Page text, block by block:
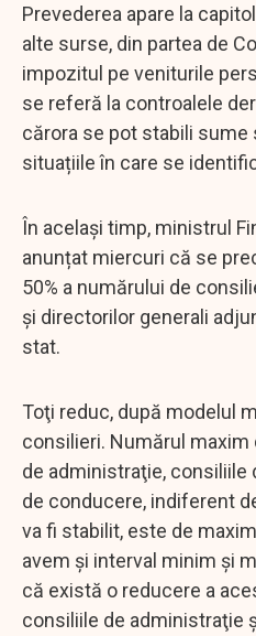
Prevederea apare la
alte surse, din partea de
impozitul pe veniturile
se referă la controalele
cărora se pot stabili sume
situațiile în care se
În același timp, ministrul
anunțat miercuri că se
50% a numărului de
şi directorilor generali
stat.
Toţi reduc, după modelul
consilieri. Numărul
de administraţie, consiliile
de conducere, indiferent
va fi stabilit, este de
avem şi interval minim şi
că există o reducere a
consiliile de administraţie